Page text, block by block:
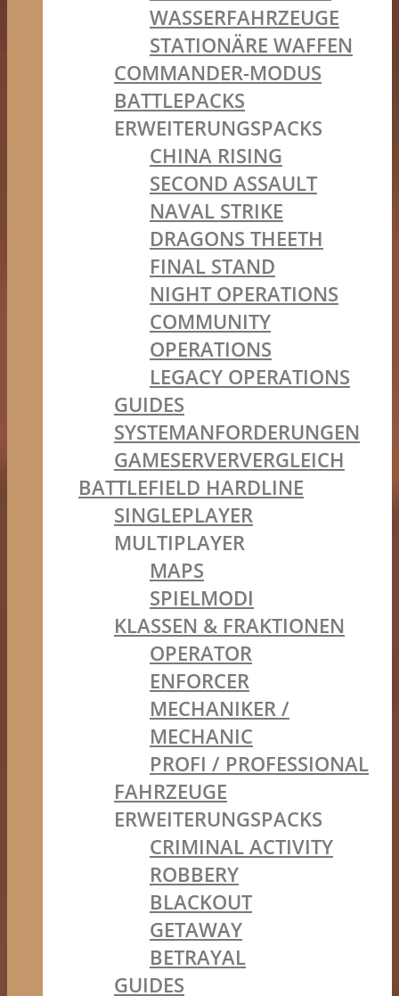
WASSERFAHRZEUGE
STATIONÄRE WAFFEN
COMMANDER-MODUS
BATTLEPACKS
ERWEITERUNGSPACKS
CHINA RISING
SECOND ASSAULT
NAVAL STRIKE
DRAGONS THEETH
FINAL STAND
NIGHT OPERATIONS
COMMUNITY
OPERATIONS
LEGACY OPERATIONS
GUIDES
SYSTEMANFORDERUNGEN
GAMESERVERVERGLEICH
BATTLEFIELD HARDLINE
SINGLEPLAYER
MULTIPLAYER
MAPS
SPIELMODI
KLASSEN & FRAKTIONEN
OPERATOR
ENFORCER
MECHANIKER /
MECHANIC
PROFI / PROFESSIONAL
FAHRZEUGE
ERWEITERUNGSPACKS
CRIMINAL ACTIVITY
ROBBERY
BLACKOUT
GETAWAY
BETRAYAL
GUIDES